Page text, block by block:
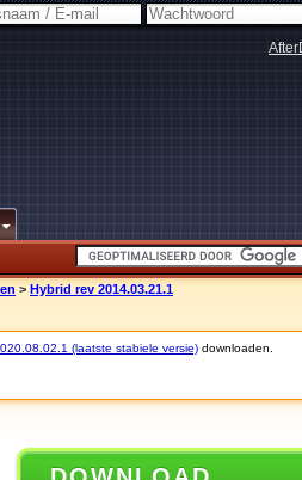
> Hybrid rev 2014.03.21.1
(laatste stabiele versie) downloaden.